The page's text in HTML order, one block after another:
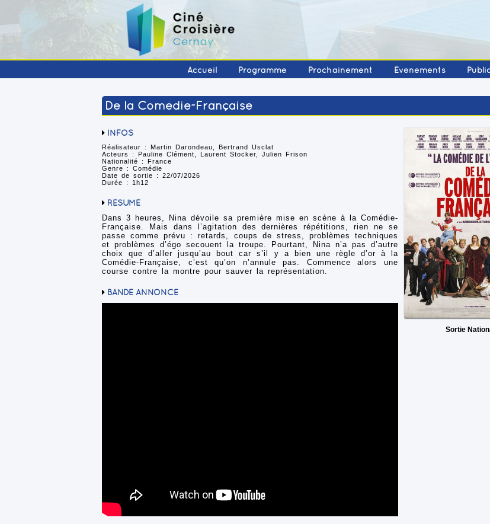
Accueil Programme Prochainement Événements
De la Comédie-Française
Sortie
INFOS
Réalisateur : Martin Darondeau, Bertrand Usclat
Acteurs : Pauline Clément, Laurent Stocker, Julien Frison
Nationalité : France
Genre : Comédie
Date de sortie : 22/07/2026
Durée : 1h12
RÉSUMÉ
Dans 3 heures, Nina dévoile sa première mise en scène à la Comédie-
Française. Mais dans l’agitation des dernières répétitions, rien ne se
passe comme prévu : retards, coups de stress, problèmes techniques
et problèmes d’égo secouent la troupe. Pourtant, Nina n’a pas d’autre
choix que d’aller jusqu’au bout car s’il y a bien une règle d’or à la
Comédie-Française, c’est qu’on n’annule pas. Commence alors une
course contre la montre pour sauver la représentation.
BANDE ANNONCE